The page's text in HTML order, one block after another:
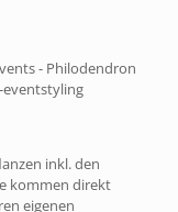
inkl. den
kommen direkt
eigenen